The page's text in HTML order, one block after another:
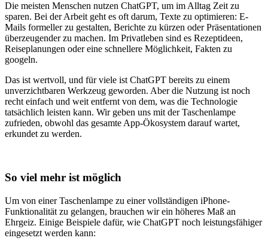
Die meisten Menschen nutzen ChatGPT, um im Alltag Zeit zu
sparen. Bei der Arbeit geht es oft darum, Texte zu optimieren: E-
Mails formeller zu gestalten, Berichte zu kürzen oder Präsentationen
überzeugender zu machen. Im Privatleben sind es Rezeptideen,
Reiseplanungen oder eine schnellere Möglichkeit, Fakten zu
googeln.
Das ist wertvoll, und für viele ist ChatGPT bereits zu einem
unverzichtbaren Werkzeug geworden. Aber die Nutzung ist noch
recht einfach und weit entfernt von dem, was die Technologie
tatsächlich leisten kann. Wir geben uns mit der Taschenlampe
zufrieden, obwohl das gesamte App-Ökosystem darauf wartet,
erkundet zu werden.
So viel mehr ist möglich
Um von einer Taschenlampe zu einer vollständigen iPhone-
Funktionalität zu gelangen, brauchen wir ein höheres Maß an
Ehrgeiz. Einige Beispiele dafür, wie ChatGPT noch leistungsfähiger
eingesetzt werden kann: